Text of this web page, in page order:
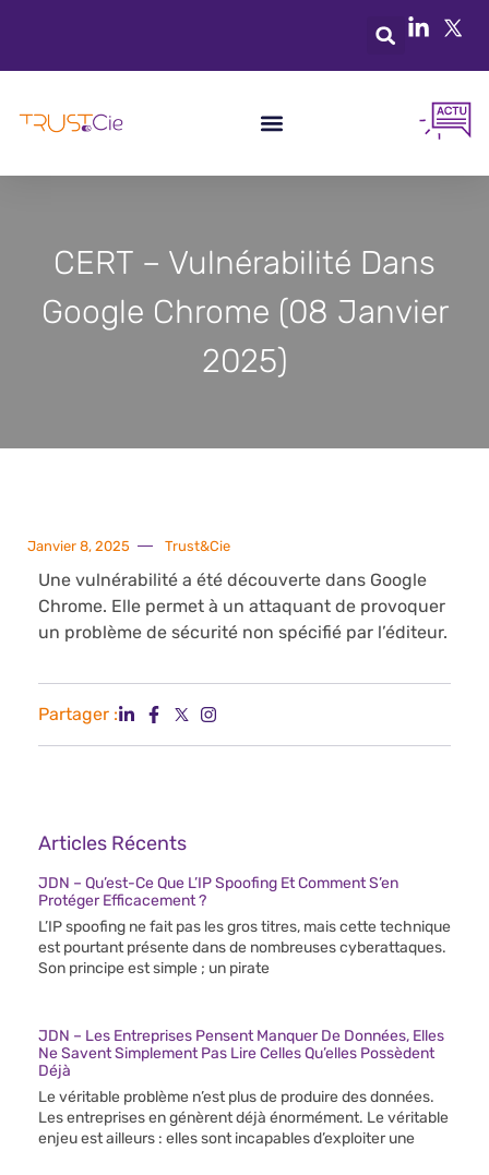
CERT – Vulnérabilité Dans
Google Chrome (08 Janvier
2025)
Janvier 8, 2025 Trust&Cie
Une vulnérabilité a été découverte dans Google
Chrome. Elle permet à un attaquant de provoquer
un problème de sécurité non spécifié par l’éditeur.
Partager :
Articles Récents
JDN – Qu’est-Ce Que L’IP Spoofing Et Comment S’en
Protéger Efficacement ?
L’IP spoofing ne fait pas les gros titres, mais cette technique
est pourtant présente dans de nombreuses cyberattaques.
Son principe est simple ; un pirate
JDN – Les Entreprises Pensent Manquer De Données, Elles
Ne Savent Simplement Pas Lire Celles Qu’elles Possèdent
Déjà
Le véritable problème n’est plus de produire des données.
Les entreprises en génèrent déjà énormément. Le véritable
enjeu est ailleurs : elles sont incapables d’exploiter une